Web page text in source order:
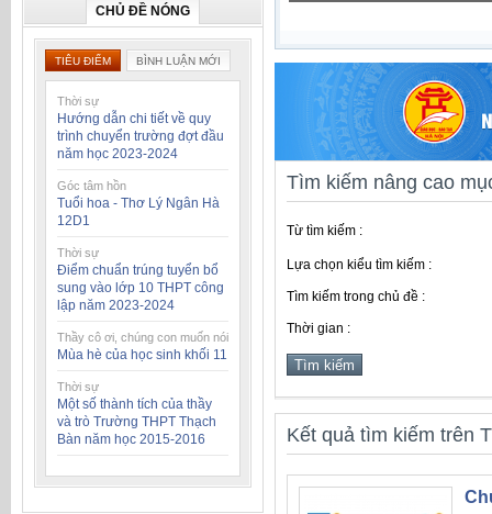
CHỦ ĐỀ NÓNG
TIÊU ĐIỂM BÌNH LUẬN MỚI
Thời sự
Hướng dẫn chi tiết về quy
trình chuyển trường đợt đầu
năm học 2023-2024
Góc tâm hồn
Tuổi hoa - Thơ Lý Ngân Hà
12D1
Thời sự
Điểm chuẩn trúng tuyển bổ
sung vào lớp 10 THPT công
lập năm 2023-2024
Thầy cô ơi, chúng con muốn nói
Mùa hè của học sinh khối 11
Thời sự
Một số thành tích của thầy
và trò Trường THPT Thạch
Bàn năm học 2015-2016
Tìm kiếm nâng cao
Từ tìm kiếm :
Lựa chọn kiểu tìm kiếm :
Tìm kiếm trong chủ đề :
Thời gian :
Kết quả tìm kiếm trên